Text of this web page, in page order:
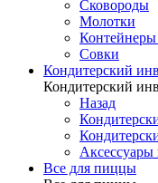
Сковороды
Молотки
Контейнеры
Совки
Кондитерский
Кондитерский
Назад
Аксессуары
Все для пиццы